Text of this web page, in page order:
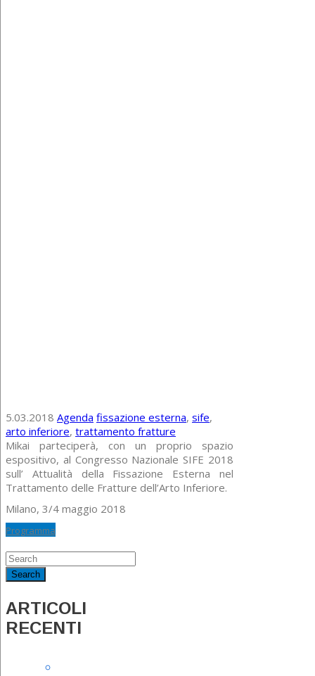
5.03.2018 Agenda fissazione esterna, sife,
arto inferiore, trattamento fratture
Mikai parteciperà, con un proprio spazio
espositivo, al Congresso Nazionale SIFE 2018
sull’ Attualità della Fissazione Esterna nel
Trattamento delle Fratture dell’Arto Inferiore.
Milano, 3/4 maggio 2018
Programma
ARTICOLI
RECENTI